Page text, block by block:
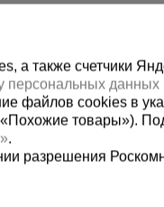
а также счетчики
персональных данных
файлов cookies в
товары»).
.
разрешения